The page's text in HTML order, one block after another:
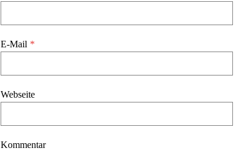
E-Mail *
Webseite
Kommentar